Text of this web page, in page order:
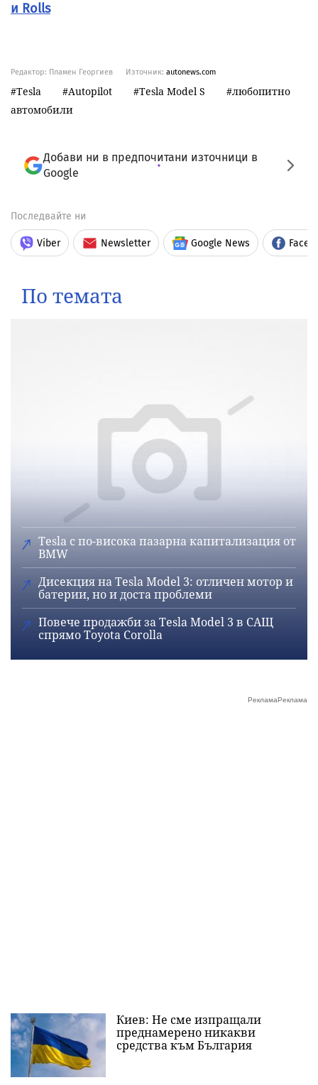
и Rolls
Редактор: Пламен Георгиев Източник: autonews.com
Tesla Autopilot Tesla Model S
любопитно
автомобили
Добави ни в предпочитани източници в
Google
Последвайте ни
Viber Newsletter Google News
По темата
Tesla с по-висока пазарна капитализация от
BMW
Дисекция на Tesla Model 3: отличен мотор и
батерии, но и доста проблеми
Повече продажби за Tesla Model 3 в САЩ
спрямо Toyota Corolla
Киев: Не сме изпращали
преднамерено никакви
средства към България